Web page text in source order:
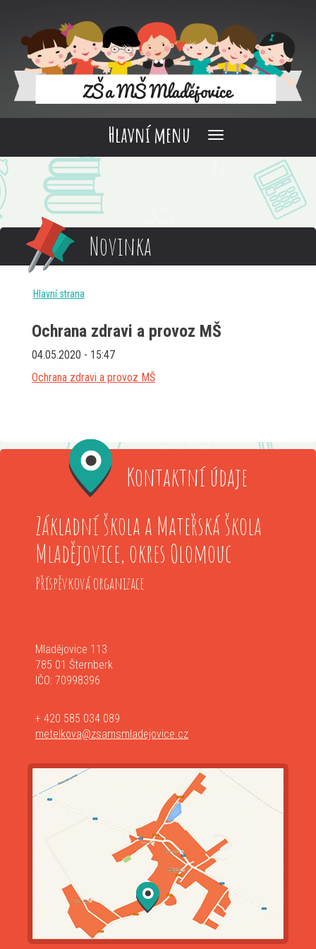
Hlavní menu
Novinka
Hlavní strana
Ochrana zdravi a provoz MŠ
04.05.2020 - 15:47
Ochrana zdravi a provoz MŠ
Kontaktní údaje
Základní škola a Mateřská škola
Mladějovice, okres Olomouc
Příspěvková organizace
Mladějovice 113
785 01 Šternberk
IČO: 70998396
+ 420 585 034 089
metelkova@zsamsmladejovice.cz